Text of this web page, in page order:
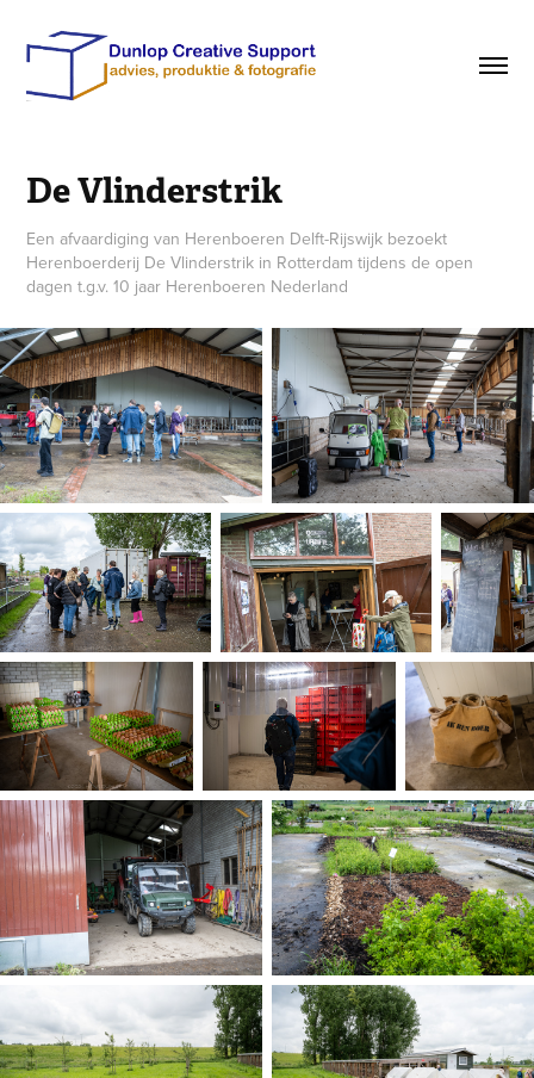
De Vlinderstrik
Een afvaardiging van Herenboeren Delft-Rijswijk bezoekt
Herenboerderij De Vlinderstrik in Rotterdam tijdens de open
dagen t.g.v. 10 jaar Herenboeren Nederland